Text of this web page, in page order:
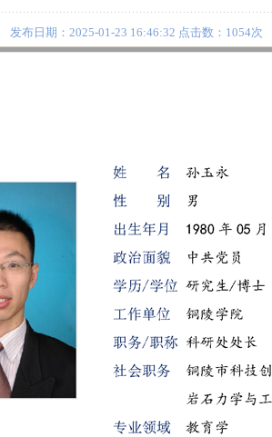
发布日期： 2025-01-23 16:46:32 点击数： 1054次